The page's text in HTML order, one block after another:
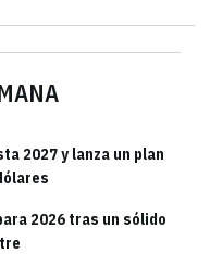
2027 y lanza un plan
2026 tras un sólido